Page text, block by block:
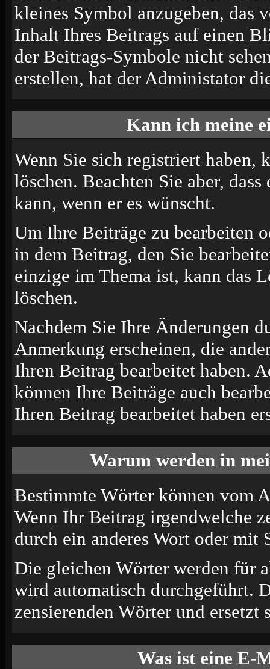
kleines Symbol anzugeben, das
Inhalt Ihres Beitrags auf einen
der Beitrags-Symbole nicht
erstellen, hat der Administator
Kann ich meine
Wenn Sie sich registriert haben,
löschen. Beachten Sie aber,
kann, wenn er es wünscht.
Um Ihre Beiträge zu bearbeiten
in dem Beitrag, den Sie
einzige im Thema ist, kann das
löschen.
Nachdem Sie Ihre Änderungen
Anmerkung erscheinen, die
Ihren Beitrag bearbeitet haben.
können Ihre Beiträge auch
Ihren Beitrag bearbeitet haben
Warum werden in
Bestimmte Wörter können vom
Wenn Ihr Beitrag irgendwelche
durch ein anderes Wort oder mit
Die gleichen Wörter werden für
wird automatisch durchgeführt.
zensierenden Wörter und ersetzt
Was ist eine E-